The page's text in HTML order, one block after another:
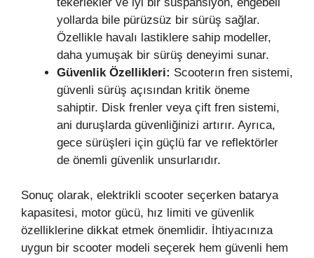
yollarda bile pürüzsüz bir sürüş sağlar.
Özellikle havalı lastiklere sahip modeller,
daha yumuşak bir sürüş deneyimi sunar.
Güvenlik Özellikleri: Scooterın fren sistemi,
güvenli sürüş açısından kritik öneme
sahiptir. Disk frenler veya çift fren sistemi,
ani duruşlarda güvenliğinizi artırır. Ayrıca,
gece sürüşleri için güçlü far ve reflektörler
de önemli güvenlik unsurlarıdır.
Sonuç olarak, elektrikli scooter seçerken batarya
kapasitesi, motor gücü, hız limiti ve güvenlik
özelliklerine dikkat etmek önemlidir. İhtiyacınıza
uygun bir scooter modeli seçerek hem güvenli hem